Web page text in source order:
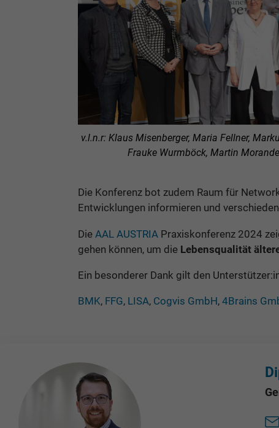
v.l.n.r: Klaus Misenberger, Maria Fellner,
Frauke Wurmböck, Martin
Die Konferenz bot zudem Raum für
Entwicklungen informieren und
Die AAL AUSTRIA Praxiskonferenz 2024
gehen können, um die Lebensqualität
Ein besonderer Dank gilt den
BMK, FFG, LISA, Cogvis GmbH, 4Brains